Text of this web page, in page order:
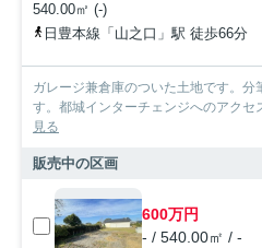
540.00㎡ (-)
日豊本線「山之口」駅 徒歩66分
ガレージ兼倉庫のついた土地です。分
す。都城インターチェンジへのアクセ
見る
販売中の区画
600万円
- / 540.00㎡ / -